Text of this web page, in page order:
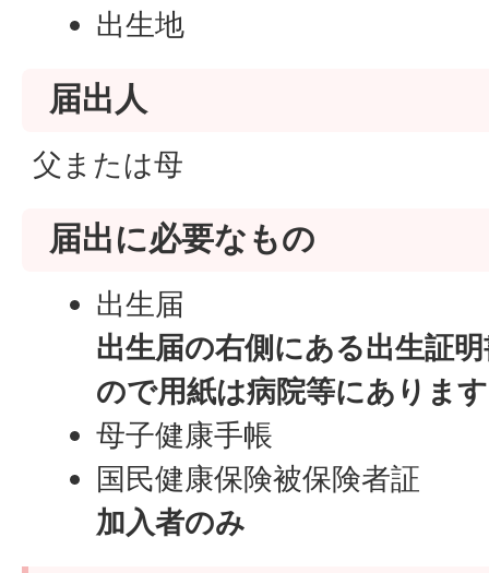
出生地
届出人
父または母
届出に必要なもの
出生届
出生届の右側にある出生証
ので用紙は病院等にありま
母子健康手帳
国民健康保険被保険者証
加入者のみ